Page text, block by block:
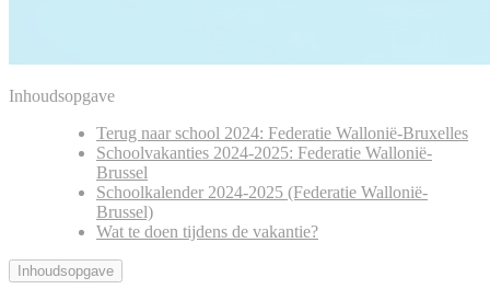
Inhoudsopgave
Terug naar school 2024: Federatie Wallonië-Bruxelles
Schoolvakanties 2024-2025: Federatie Wallonië-
Brussel
Schoolkalender 2024-2025 (Federatie Wallonië-
Brussel)
Wat te doen tijdens de vakantie?
Inhoudsopgave